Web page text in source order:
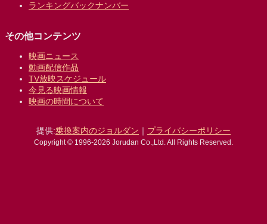
ランキングバックナンバー
その他コンテンツ
映画ニュース
動画配信作品
TV放映スケジュール
今見る映画情報
映画の時間について
提供:乗換案内のジョルダン ｜ プライバシーポリシー
Copyright © 1996-2026 Jorudan Co.,Ltd. All Rights Reserved.